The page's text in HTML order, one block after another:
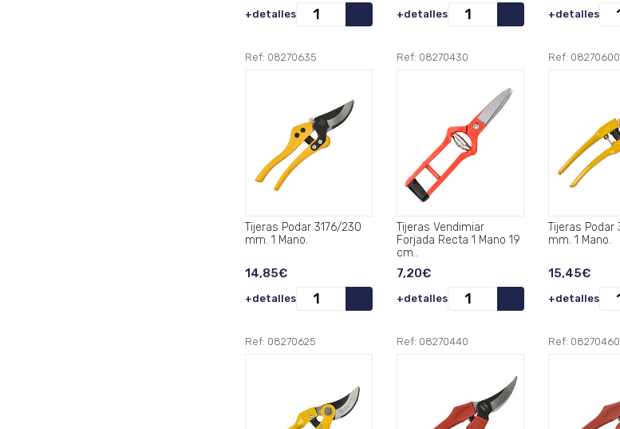
+detalles +detalles +detalles
Ref: 08270635
Tijeras Podar 3176/230
mm. 1 Mano.
14,85€
+detalles
Ref: 08270430
Tijeras Vendimiar
Forjada Recta 1 Mano 19
cm..
7,20€
+detalles
Ref: 08270600
Tijeras Podar 3163/230
mm. 1 Mano.
15,45€
+detalles
Ref: 08270625 Ref: 08270440 Ref: 08270460